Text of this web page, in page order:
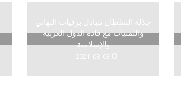
جلالة السلطان يتبادل برقيات التهاني
والتمنيات مع قادة الدول العربية
والإسلامية
2021-08-08